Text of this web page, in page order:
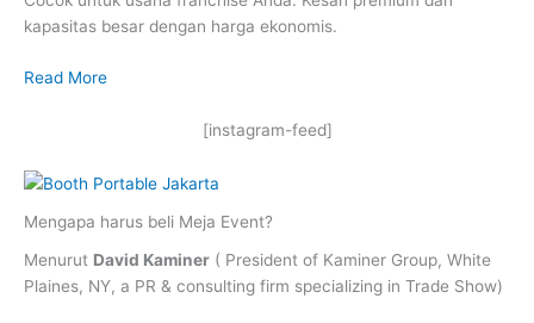
kapasitas besar dengan harga ekonomis.
Read More
[instagram-feed]
Mengapa harus beli Meja Event?
Menurut David Kaminer ( President of Kaminer Group, White
Plaines, NY, a PR & consulting firm specializing in Trade Show)